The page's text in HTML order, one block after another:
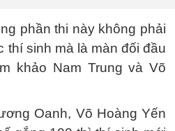
phần thi này không phải
thí sinh mà là màn đối đầu
khảo Nam Trung và Võ
Oanh, Võ Hoàng Yến